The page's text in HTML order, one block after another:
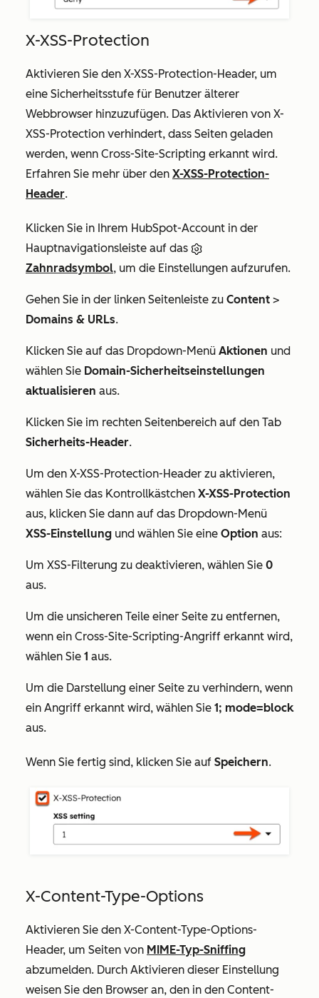
X-XSS-Protection
Aktivieren Sie den X-XSS-Protection-Header, um
eine Sicherheitsstufe für Benutzer älterer
Webbrowser hinzuzufügen. Das Aktivieren von X-
XSS-Protection verhindert, dass Seiten geladen
werden, wenn Cross-Site-Scripting erkannt wird.
Erfahren Sie mehr über den X-XSS-Protection-
Header.
Klicken Sie in Ihrem HubSpot-Account in der
Hauptnavigationsleiste auf das
Zahnradsymbol, um die Einstellungen aufzurufen.
Gehen Sie in der linken Seitenleiste zu Content >
Domains & URLs.
Klicken Sie auf das Dropdown-Menü Aktionen und
wählen Sie Domain-Sicherheitseinstellungen
aktualisieren aus.
Klicken Sie im rechten Seitenbereich auf den Tab
Sicherheits-Header.
Um den X-XSS-Protection-Header zu aktivieren,
wählen Sie das Kontrollkästchen X-XSS-Protection
aus, klicken Sie dann auf das Dropdown-Menü
XSS-Einstellung und wählen Sie eine Option aus:
Um XSS-Filterung zu deaktivieren, wählen Sie 0
aus.
Um die unsicheren Teile einer Seite zu entfernen,
wenn ein Cross-Site-Scripting-Angriff erkannt wird,
wählen Sie 1 aus.
Um die Darstellung einer Seite zu verhindern, wenn
ein Angriff erkannt wird, wählen Sie 1; mode=block
aus.
Wenn Sie fertig sind, klicken Sie auf Speichern.
X-Content-Type-Options
Aktivieren Sie den X-Content-Type-Options-
Header, um Seiten von MIME-Typ-Sniffing
abzumelden. Durch Aktivieren dieser Einstellung
weisen Sie den Browser an, den in den Content-